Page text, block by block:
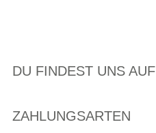
DU FINDEST UNS AUF
ZAHLUNGSARTEN